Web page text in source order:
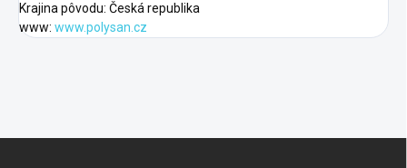
Krajina pôvodu: Česká republika
www: www.polysan.cz